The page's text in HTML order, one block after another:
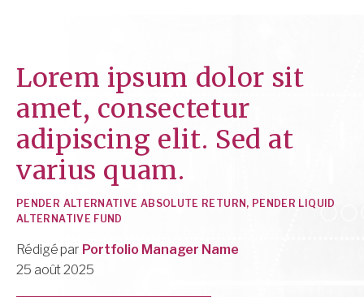
Lorem ipsum dolor sit
amet, consectetur
adipiscing elit. Sed at
varius quam.
PENDER ALTERNATIVE ABSOLUTE RETURN, PENDER LIQUID
ALTERNATIVE FUND
Rédigé par Portfolio Manager Name
25 août 2025